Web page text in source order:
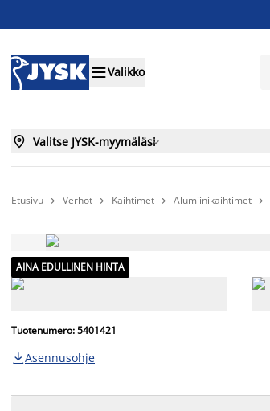
Valikko
 Valitse JYSK-myymäläsi
Etusivu  Verhot  Kaihtimet  Alumiinikaihtimet 
AINA EDULLINEN HINTA
Tuotenumero: 5401421
 Asennusohje